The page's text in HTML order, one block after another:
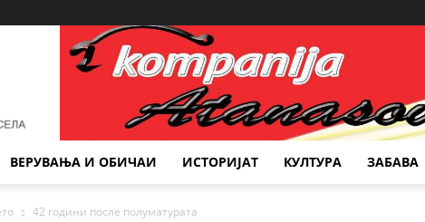
ВЕРУВАЊА И ОБИЧАИ ИСТОРИЈАТ КУЛТУРА ЗАБАВА
42 години после полуматурата